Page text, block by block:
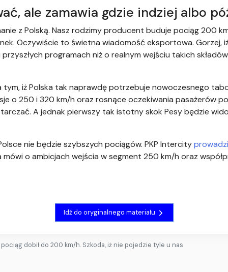
ale zamawia gdzie indziej albo
z Polską. Nasz rodzimy producent buduje pociąg 200
Oczywiście to świetna wiadomość eksportowa. Gorzej,
programach niż o realnym wejściu takich
tym, iż Polska tak naprawdę potrzebuje nowoczesnego
o 250 i 320 km/h oraz rosnące oczekiwania pasażerów
A jednak pierwszy tak istotny skok Pesy będzie
nie będzie szybszych pociągów. PKP Intercity
mówi o ambicjach wejścia w segment 250 km/h oraz
Idź do oryginalnego materiału
pociąg dobił do 200 km/h. Szkoda, iż nie pojedzie tyle u nas